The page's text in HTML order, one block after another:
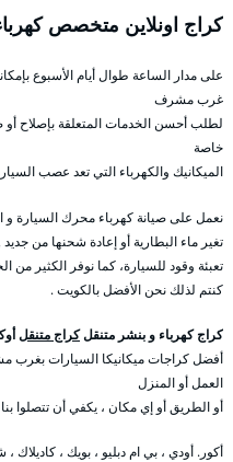
كراج اونلاين متخصص
على مدار الساعة طوال أيام الأسبوع
غرب مشرف
لطلب أحسن الخدمات المتعلقة بإصلاح أو
خاصة
الميكانيك والكهرباء التي تعد عصب
نعمل على صيانة كهرباء محرك السيارة و
تغير ماء البطارية أو إعادة شحنها من
تعبئة وقود للسيارة، كما نوفر الكثير من
كنتم لذلك نحن الأفضل بالكويت .
كراج كهرباء و بنشر متنقلكراج متنقل
أفضل كراجات ميكانيكا السيارات بغرب
العمل أو المنزل
أو الطريق أو إي مكان ، يكفي أن تتصلوا
أكور. أودي ، بي ام دبليو ، بويك ،